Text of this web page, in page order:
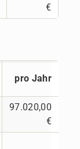
€
pro Jahr
97.020,00
€